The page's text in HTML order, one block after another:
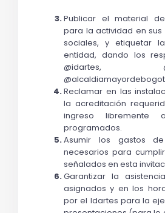
Publicar el material
para la actividad en
sociales, y etiquetar
entidad, dando los
@idartes,
Reclamar en las
la acreditación
ingreso libremente
programados.
Asumir los gastos de
necesarios para
señalados en esta
Garantizar la
asignados y en los
por el Idartes para la